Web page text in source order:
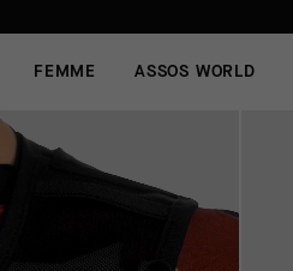
FEMME ASSOS WORLD